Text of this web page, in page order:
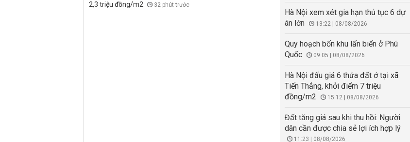
2,3 triệu đồng/m2
32 phút trước
Hà Nội xem xét gia hạn thủ tục 6 dự
án lớn
13:22 | 08/08/2026
Quy hoạch bốn khu lấn biển ở Phú
Quốc
09:05 | 08/08/2026
Hà Nội đấu giá 6 thửa đất ở tại xã
Tiến Thắng, khởi điểm 7 triệu
đồng/m2
15:12 | 08/08/2026
Đất tăng giá sau khi thu hồi: Người
dân cần được chia sẻ lợi ích hợp lý
11:23 | 08/08/2026